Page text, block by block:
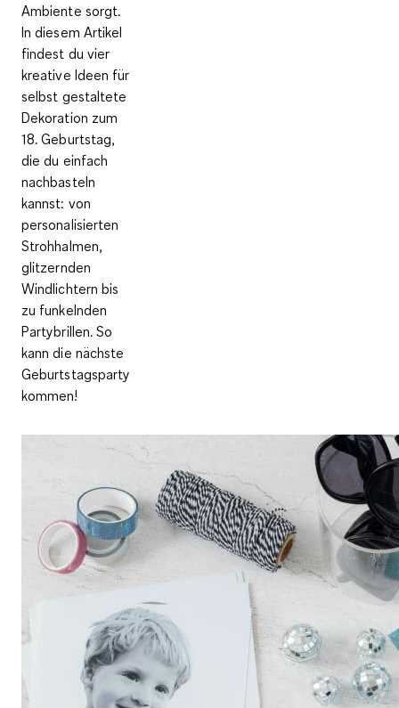
Ambiente sorgt.
In diesem Artikel
findest du vier
kreative Ideen für
selbst gestaltete
Dekoration zum
18. Geburtstag,
die du einfach
nachbasteln
kannst: von
personalisierten
Strohhalmen,
glitzernden
Windlichtern bis
zu funkelnden
Partybrillen. So
kann die nächste
Geburtstagsparty
kommen!